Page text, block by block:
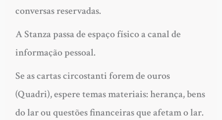
conversas reservadas.
A Stanza passa de espaço físico a canal de
informação pessoal.
Se as cartas circostanti forem de ouros
(Quadri), espere temas materiais: herança, bens
do lar ou questões financeiras que afetam o lar.